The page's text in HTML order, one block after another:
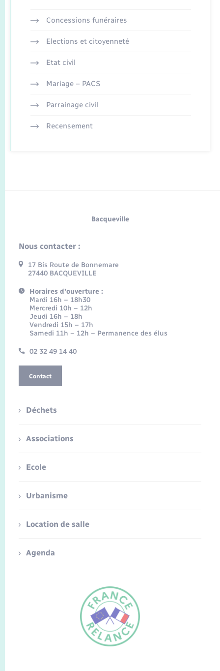
FR
Concessions funéraires
Elections et citoyenneté
Etat civil
Mariage – PACS
Parrainage civil
Recensement
Bacqueville
Nous contacter :
17 Bis Route de Bonnemare
27440 BACQUEVILLE
Horaires d'ouverture :
Mardi 16h – 18h30
Mercredi 10h – 12h
Jeudi 16h – 18h
Vendredi 15h – 17h
Samedi 11h – 12h – Permanence des élus
02 32 49 14 40
Contact
Déchets
Associations
Ecole
Urbanisme
Location de salle
Agenda